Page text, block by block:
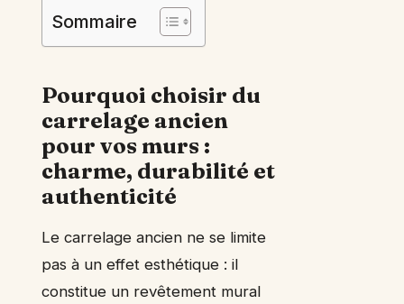
Sommaire
Pourquoi choisir du
carrelage ancien
pour vos murs :
charme, durabilité et
authenticité
Le carrelage ancien ne se limite
pas à un effet esthétique : il
constitue un revêtement mural